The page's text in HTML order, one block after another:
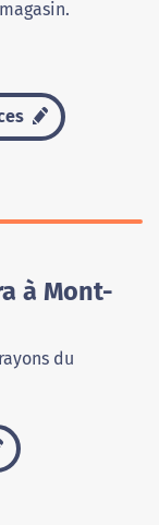
à Mont-
du